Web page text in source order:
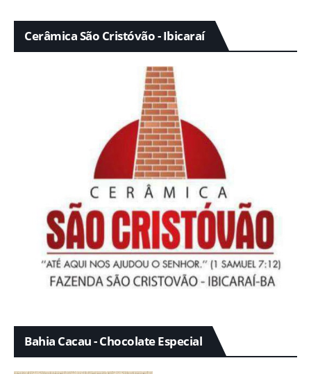
Cerâmica São Cristóvão - Ibicaraí
Bahia Cacau - Chocolate Especial